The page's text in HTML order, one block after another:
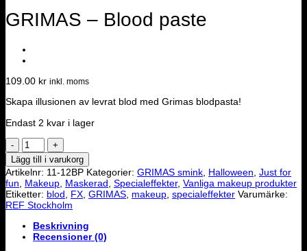
GRIMAS – Blood paste
109.00 kr inkl. moms
Skapa illusionen av levrat blod med Grimas blodpasta!
Endast 2 kvar i lager
GRIMAS
-
Blood
paste
mängd
Lägg till i varukorg
Artikelnr: 11-12BP Kategorier: GRIMAS smink Halloween Just for
fun
Makeup Maskerad Specialeffekter, Vanliga makeup produkter
Etiketter: blod FX GRIMAS makeup specialeffekter Varumärke:
REF Stockholm
Beskrivning
Recensioner (0)